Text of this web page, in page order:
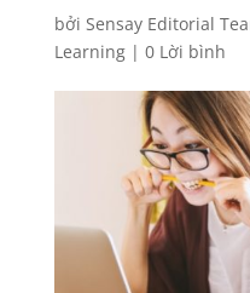
bởi Sensay Editorial
Learning| 0 Lời bình